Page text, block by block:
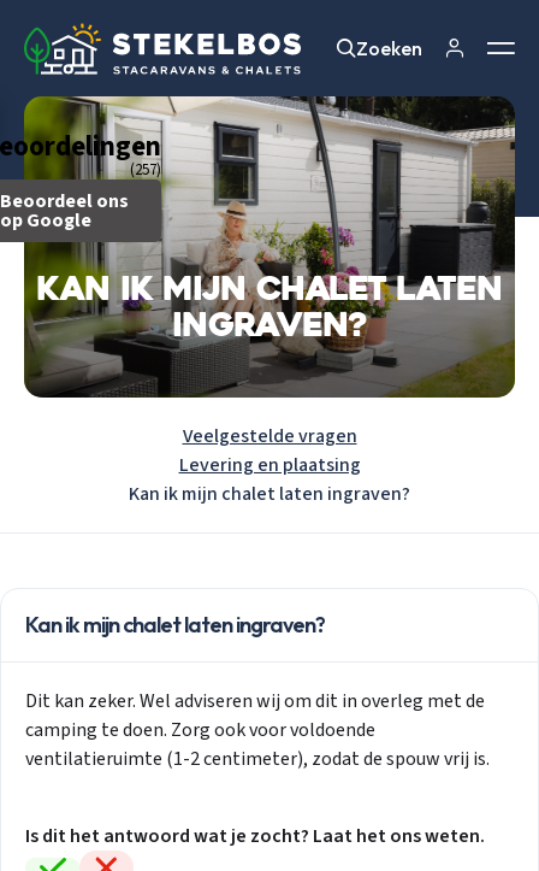
(257)
Beoordeel ons
op Google
Zoeken
Zoeken
Kan ik mijn chalet laten
ingraven?
Veelgestelde vragen
Levering en plaatsing
Kan ik mijn chalet laten ingraven?
Kan ik mijn chalet laten ingraven?
Dit kan zeker. Wel adviseren wij om dit in overleg met de
camping te doen. Zorg ook voor voldoende
ventilatieruimte (1-2 centimeter), zodat de spouw vrij is.
Is dit het antwoord wat je zocht? Laat het ons weten.